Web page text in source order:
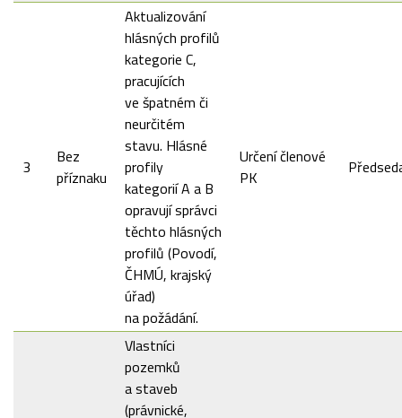
3
Bez
příznaku
Aktualizování
hlásných profilů
kategorie C,
pracujících
ve špatném či
neurčitém
stavu. Hlásné
profily
kategorií A a B
opravují správci
těchto hlásných
profilů (Povodí,
ČHMÚ, krajský
úřad)
na požádání.
Určení členové
PK
Vlastníci
pozemků
a staveb
(právnické,